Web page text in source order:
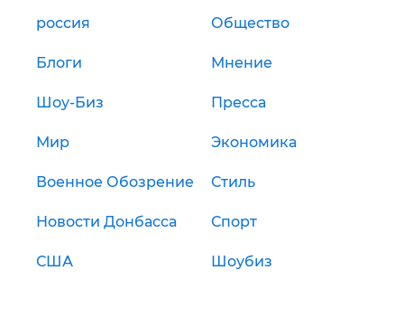
россия Общество
Блоги Мнение
Шоу-Биз Пресса
Мир Экономика
Военное Обозрение Стиль
Новости Донбасса Спорт
США Шоубиз